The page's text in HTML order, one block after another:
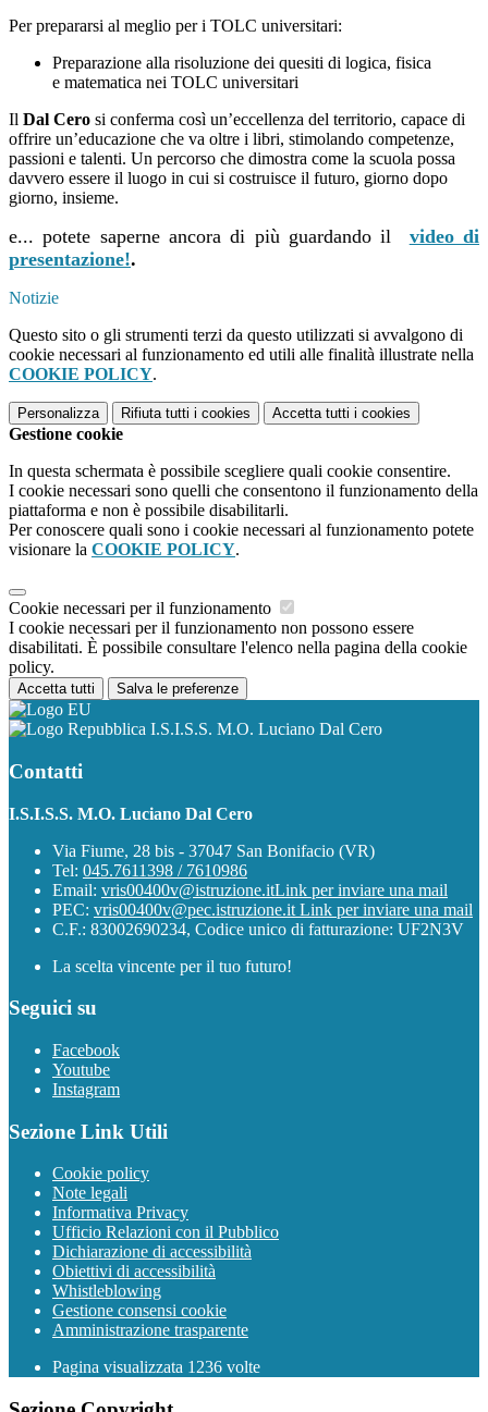
Per prepararsi al meglio per i TOLC universitari:
Preparazione alla risoluzione dei quesiti di logica, fisica
e matematica nei TOLC universitari
Il Dal Cero si conferma così un’eccellenza del territorio, capace di
offrire un’educazione che va oltre i libri, stimolando competenze,
passioni e talenti. Un percorso che dimostra come la scuola possa
davvero essere il luogo in cui si costruisce il futuro, giorno dopo
giorno, insieme.
e... potete saperne ancora di più guardando il video di
presentazione!.
Notizie
Questo sito o gli strumenti terzi da questo utilizzati si avvalgono di
cookie necessari al funzionamento ed utili alle finalità illustrate nella
COOKIE POLICY.
Personalizza Rifiuta tutti i cookies Accetta tutti i cookies
Gestione cookie
In questa schermata è possibile scegliere quali cookie consentire.
I cookie necessari sono quelli che consentono il funzionamento della
piattaforma e non è possibile disabilitarli.
Per conoscere quali sono i cookie necessari al funzionamento potete
visionare la COOKIE POLICY.
Cookie necessari per il funzionamento
I cookie necessari per il funzionamento non possono essere
disabilitati. È possibile consultare l'elenco nella pagina della cookie
policy.
Accetta tutti Salva le preferenze
I.S.I.S.S. M.O. Luciano Dal Cero
Contatti
I.S.I.S.S. M.O. Luciano Dal Cero
Via Fiume, 28 bis - 37047 San Bonifacio (VR)
Tel: 045.7611398 / 7610986
Email: vris00400v@istruzione.itLink per inviare una mail
PEC: vris00400v@pec.istruzione.it Link per inviare una mail
C.F.: 83002690234, Codice unico di fatturazione: UF2N3V
La scelta vincente per il tuo futuro!
Seguici su
Facebook
Youtube
Instagram
Sezione Link Utili
Cookie policy
Note legali
Informativa Privacy
Ufficio Relazioni con il Pubblico
Dichiarazione di accessibilità
Obiettivi di accessibilità
Whistleblowing
Gestione consensi cookie
Amministrazione trasparente
Pagina visualizzata 1236 volte